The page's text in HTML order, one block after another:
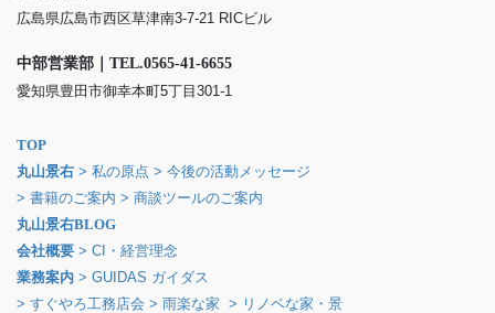
広島県広島市西区草津南3-7-21 RICビル
中部営業部｜TEL.0565-41-6655
愛知県豊田市御幸本町5丁目301-1
TOP
丸山景右 > 私の原点 > 今後の活動メッセージ
> 書籍のご案内 > 商談ツールのご案内
丸山景右BLOG
会社概要 > CI・経営理念
業務案内 > GUIDAS ガイダス
> すぐやろ工務店会 > 雨楽な家 > リノベな家・景